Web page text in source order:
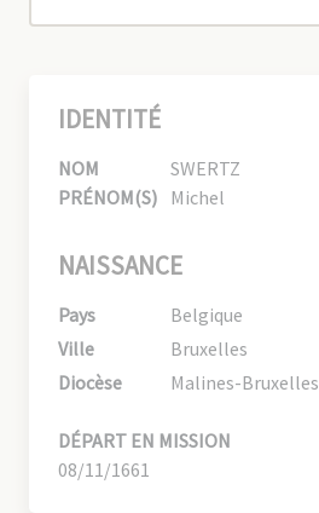
IDENTITÉ
NOM
SWERTZ
PRÉNOM(S) Michel
NAISSANCE
Pays
Belgique
Ville
Bruxelles
Diocèse
Malines-Bruxelles
DÉPART EN MISSION
08/11/1661